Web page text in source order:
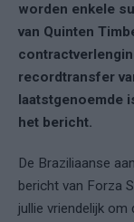
worden enkele
van Quinten
recordtransfer
laatstgenoemde
het bericht.
De Braziliaanse
bericht van Forza
jullie vriendelijk om